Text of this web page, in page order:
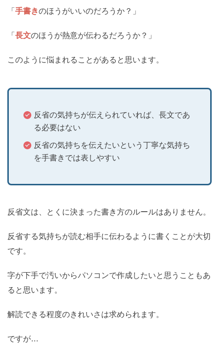
「 手書きのほうがいいのだろうか？」
「 長文のほうが熱意が伝わるだろうか？」
このように悩まれることがあると思います。
反省の気持ちが伝えられていれば、長文であ
る必要はない
反省の気持ちを伝えたいという丁寧な気持ち
を手書きでは表しやすい
反省文は、とくに決まった書き方のルールはありません。
反省する気持ちが読む相手に伝わるように書くことが大切
です。
字が下手で汚いからパソコンで作成したいと思うこともあ
ると思います。
解読できる程度のきれいさは求められます。
ですが…